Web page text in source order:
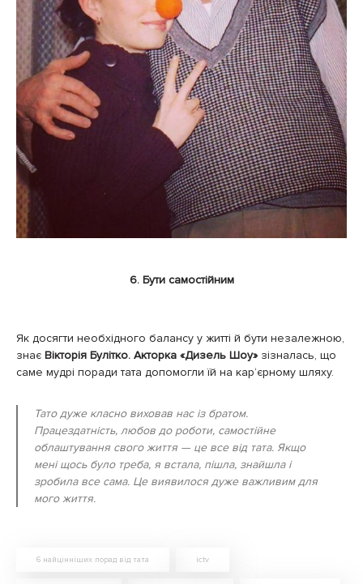
6. Бути самостійним
Як досягти необхідного балансу у житті й бути незалежною,
знає Вікторія Булітко. Акторка «Дизель Шоу»зізналась, що
саме мудрі поради тата допомогли їй на кар‘єрному шляху.
Тато дуже класно виховав нас із братом.
Працездатність, любов до роботи, самостійне
облаштування свого життя — це все від тата. Якщо
мені щось було треба, я встала, пішла, знайшла і
зробила все сама. Це виявилося дуже важливим для
мого життя.
6 найцінніших порад від тата ictv